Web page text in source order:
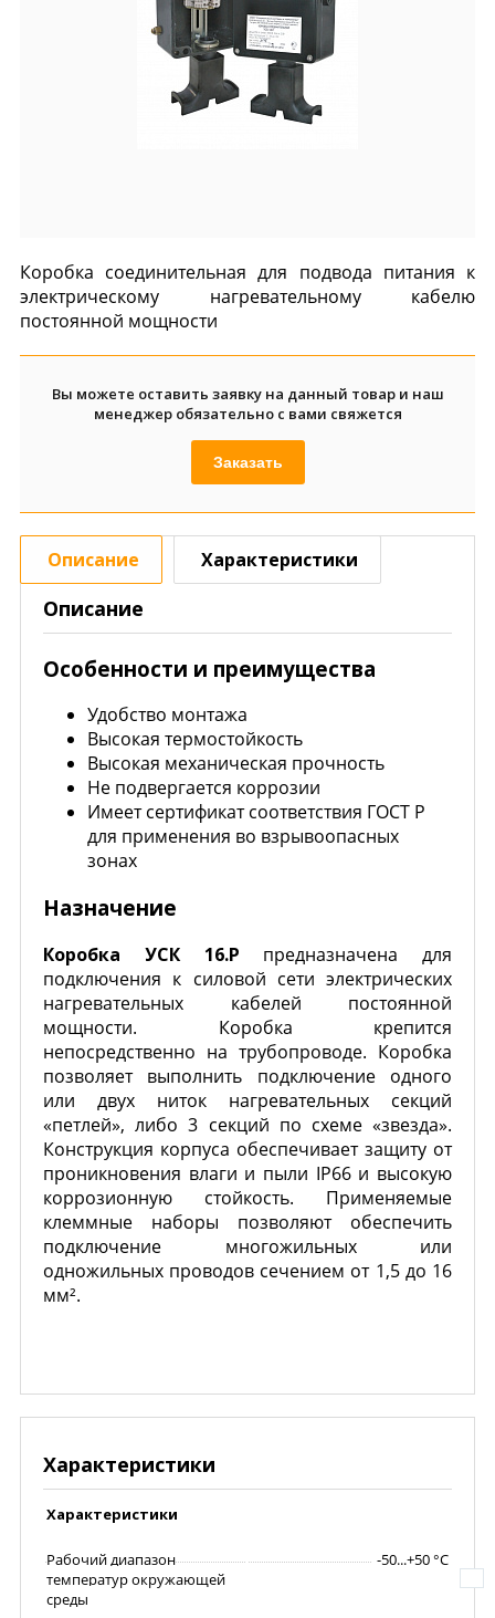
Коробка соединительная для подвода питания к
электрическому нагревательному кабелю
постоянной мощности
Вы можете оставить заявку на данный товар и наш
менеджер обязательно с вами свяжется
Заказать
Описание Характеристики
Описание
Особенности и преимущества
Удобство монтажа
Высокая термостойкость
Высокая механическая прочность
Не подвергается коррозии
Имеет сертификат соответствия ГОСТ Р
для применения во взрывоопасных
зонах
Назначение
Коробка УСК 16.Р предназначена для
подключения к силовой сети электрических
нагревательных кабелей постоянной
мощности. Коробка крепится
непосредственно на трубопроводе. Коробка
позволяет выполнить подключение одного
или двух ниток нагревательных секций
«петлей», либо 3 секций по схеме «звезда».
Конструкция корпуса обеспечивает защиту от
проникновения влаги и пыли IP66 и высокую
коррозионную стойкость. Применяемые
клеммные наборы позволяют обеспечить
подключение многожильных или
одножильных проводов сечением от 1,5 до 16
мм².
Характеристики
Характеристики
Рабочий диапазон
температур окружающей
среды
-50...+50 °С